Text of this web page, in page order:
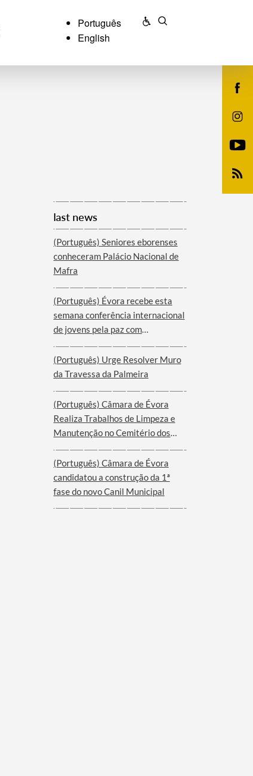
Português
English
last news
(Português) Seniores eborenses
conheceram Palácio Nacional de
Mafra
(Português) Évora recebe esta
semana conferência internacional
de jovens pela paz com
oito países
(Português) Urge Resolver Muro
da Travessa da Palmeira
(Português) Câmara de Évora
Realiza Trabalhos de Limpeza e
Manutenção no Cemitério dos
(Português) Câmara de Évora
candidatou a construção da 1ª
fase do novo Canil Municipal